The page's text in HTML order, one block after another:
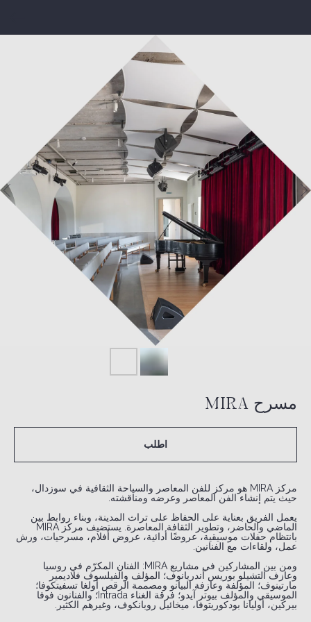
مسرح MIRA
اطلب
مركز MIRA هو مركز للفن المعاصر والسياحة الثقافية في سوزدال،
حيث يتم إنشاء الفن المعاصر وعرضه ومناقشته.
يعمل الفريق بعناية على الحفاظ على تراث المدينة، وبناء روابط بين
الماضي والحاضر، وتطوير الثقافة المعاصرة. يستضيف مركز MIRA
بانتظام حفلات موسيقية، عروضًا أدائية، عروض أفلام، مسرحيات، ورش
عمل، ولقاءات مع الفنانين.
ومن بين المشاركين في مشاريع MIRA: الفنان المكرّم في روسيا
وعازف التشيلو بوريس أندريانوف؛ المؤلف والفيلسوف فلاديمير
مارتينوف؛ المؤلفة وعازفة البيانو ومصممة الرقص أولغا تسفيتكوفا؛
الموسيقي والمؤلف بيوتر آيدو؛ فرقة الغناء Intrada؛ والفنانون فوفا
بيركين، أوليانا بودكوريتوفا، ميخائيل روبانكوف، وغيرهم الكثير.